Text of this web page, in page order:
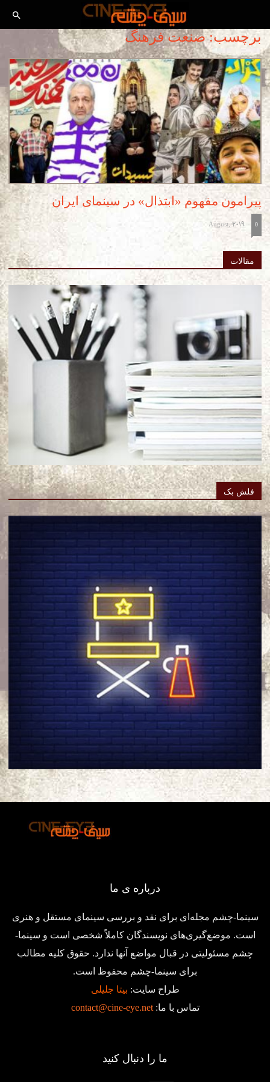
برچسب: صنعت فرهنگ
پیرامون مفهوم «ابتذال» در سینمای ایران
-
August, 2019 0
مقالات
فلش بک
درباره ی ما
سینما-چشم مجله‌ای برای نقد و بررسی سینمای مستقل و هنری
است. موضع‌گیری‌های نویسندگان کاملاً شخصی است و سینما-
چشم مسئولیتی در قبال مواضع آنها ندارد. حقوق کلیه مطالب
برای سینما-چشم محفوظ است.
طراح سایت: بیتا جلیلی
تماس با ما:contact@cine-eye.net
ما را دنبال کنید